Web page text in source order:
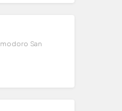
San